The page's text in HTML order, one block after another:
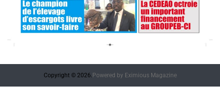
Copyright © 2026. Powered by Eximious Magazine